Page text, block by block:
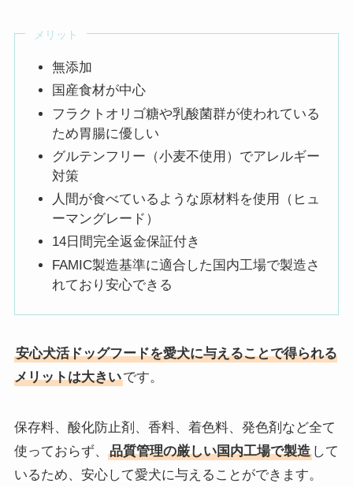
メリット
無添加
国産食材が中心
フラクトオリゴ糖や乳酸菌群が使われている
ため胃腸に優しい
グルテンフリー（小麦不使用）でアレルギー
対策
人間が食べているような原材料を使用（ヒュ
ーマングレード）
14日間完全返金保証付き
FAMIC製造基準に適合した国内工場で製造さ
れており安心できる
安心犬活ドッグフードを愛犬に与えることで得られる
メリットは大きいです。
保存料、酸化防止剤、香料、着色料、発色剤など全て
使っておらず、
品質管理の厳しい国内工場で製造して
いるため、安心して愛犬に与えることができます。